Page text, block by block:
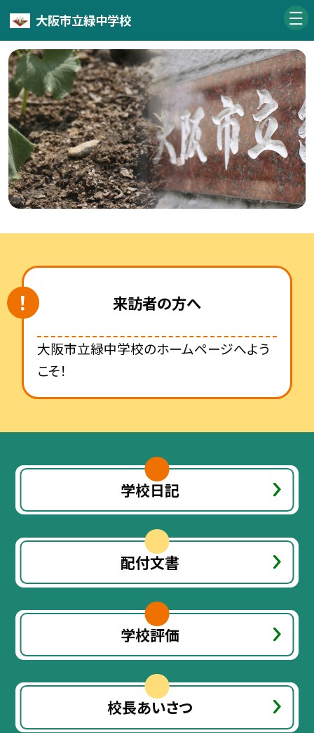
大阪市立緑中学校
来訪者の方へ
大阪市立緑中学校のホームページへよう
こそ！
学校日記
配付文書
学校評価
校長あいさつ